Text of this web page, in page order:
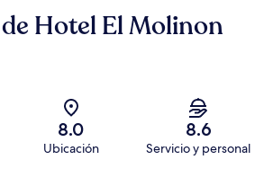
Hotel El Molinon
8.0
Ubicación
8.6
Servicio y personal